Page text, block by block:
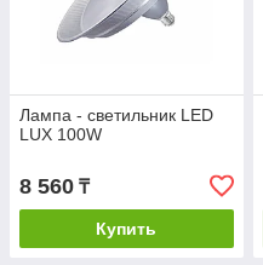
Лампа - светильник LED
LUX 100W
8 560 ₸
Купить